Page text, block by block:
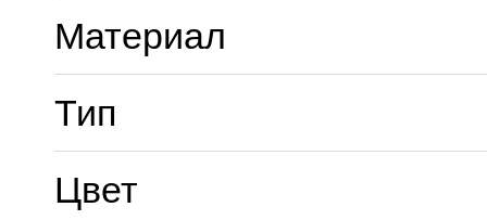
Материал
Тип
Цвет